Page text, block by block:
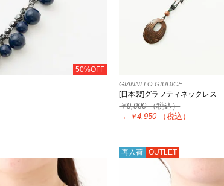
50%OFF
GIANNI LO GIUDICE
[日本製]グラフティネックレス
￥9,900（税込）
→
￥4,950 （税込）
再入荷 OUTLET